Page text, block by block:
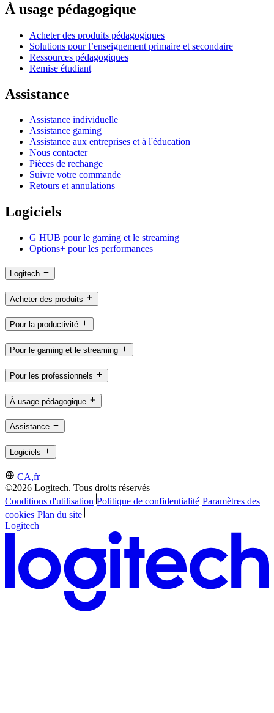
À usage pédagogique
Acheter des produits pédagogiques
Solutions pour l’enseignement primaire et secondaire
Ressources pédagogiques
Remise étudiant
Assistance
Assistance individuelle
Assistance gaming
Assistance aux entreprises et à l'éducation
Nous contacter
Pièces de rechange
Suivre votre commande
Retours et annulations
Logiciels
G HUB pour le gaming et le streaming
Options+ pour les performances
Logitech
Acheter des produits
Pour la productivité
Pour le gaming et le streaming
Pour les professionnels
À usage pédagogique
Assistance
Logiciels
CA,fr
©2026 Logitech. Tous droits réservés
Conditions d'utilisation Politique de confidentialité Paramètres des
cookies Plan du site
Logitech